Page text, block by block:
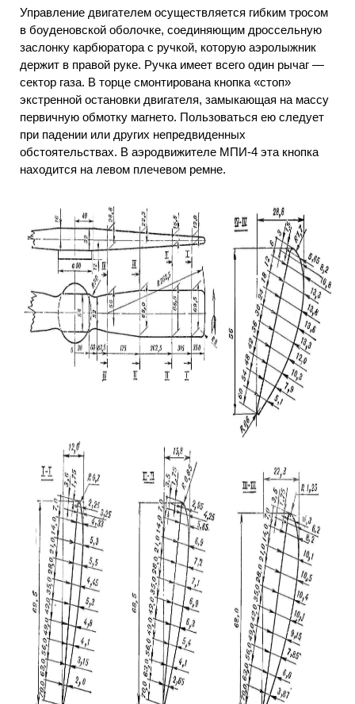
Управление двигателем осуществляется гибким тросом
в боуденовской оболочке, соединяющим дроссельную
заслонку карбюратора с ручкой, которую аэролыжник
держит в правой руке. Ручка имеет всего один рычаг —
сектор газа. В торце смонтирована кнопка «стоп»
экстренной остановки двигателя, замыкающая на массу
первичную обмотку магнето. Пользоваться ею следует
при падении или других непредвиденных
обстоятельствах. В аэродвижителе МПИ-4 эта кнопка
находится на левом плечевом ремне.